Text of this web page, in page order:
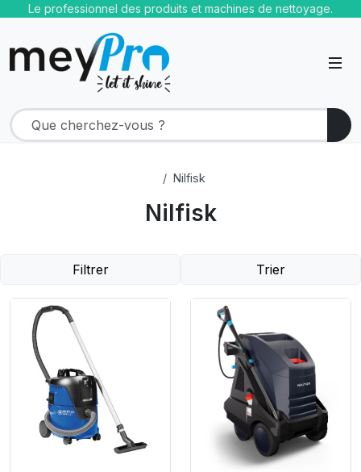
Le professionnel des produits et machines de nettoyage.
Nilfisk
Nilfisk
Filtrer Trier
Product Link Product Link